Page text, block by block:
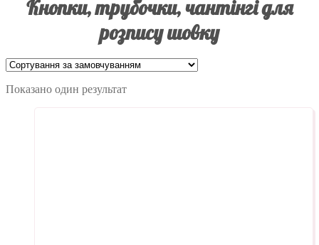
Кнопки, трубочки, чантінгі для
розпису шовку
Показано один результат